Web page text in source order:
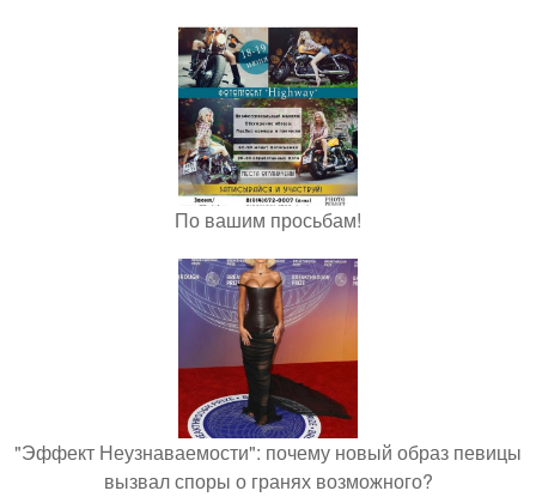
По вашим просьбам!
"Эффект Неузнаваемости": почему новый образ певицы
вызвал споры о гранях возможного?